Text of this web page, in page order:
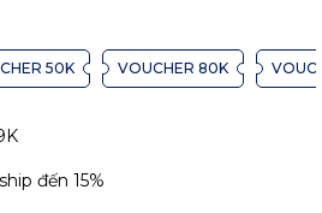
50K VOUCHER 80K
đến 15%